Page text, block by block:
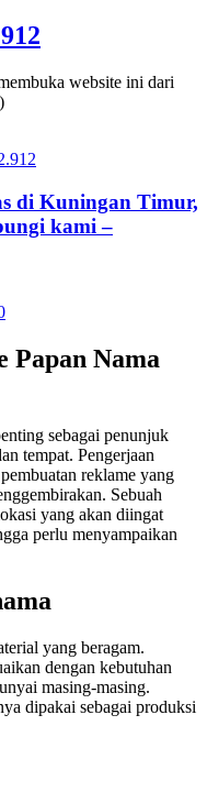
website ini dari
di Kuningan Timur,
kami –
Papan Nama
sebagai penunjuk
tempat. Pengerjaan
reklame yang
Sebuah
yang akan diingat
perlu menyampaikan
yang beragam.
dengan kebutuhan
masing-masing.
dipakai sebagai produksi